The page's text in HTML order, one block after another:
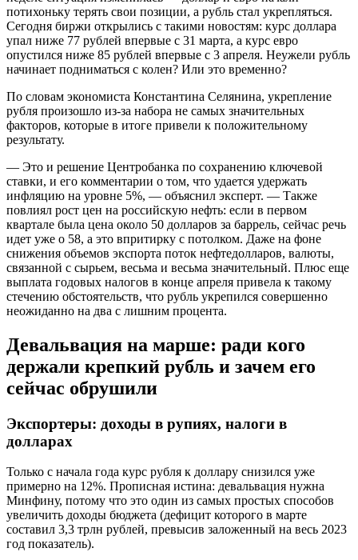
потихоньку терять свои позиции, а рубль стал укрепляться.
Сегодня биржи открылись с такими новостям: курс доллара
упал ниже 77 рублей впервые с 31 марта, а курс евро
опустился ниже 85 рублей впервые с 3 апреля. Неужели рубль
начинает подниматься с колен? Или это временно?
По словам экономиста Константина Селянина, укрепление
рубля произошло из-за набора не самых значительных
факторов, которые в итоге привели к положительному
результату.
— Это и решение Центробанка по сохранению ключевой
ставки, и его комментарии о том, что удается удержать
инфляцию на уровне 5%, — объяснил эксперт. — Также
повлиял рост цен на российскую нефть: если в первом
квартале была цена около 50 долларов за баррель, сейчас речь
идет уже о 58, а это впритирку с потолком. Даже на фоне
снижения объемов экспорта поток нефтедолларов, валюты,
связанной с сырьем, весьма и весьма значительный. Плюс еще
выплата годовых налогов в конце апреля привела к такому
стечению обстоятельств, что рубль укрепился совершенно
неожиданно на два с лишним процента.
Девальвация на марше: ради кого
держали крепкий рубль и зачем его
сейчас обрушили
Экспортеры: доходы в рупиях, налоги в
долларах
Только с начала года курс рубля к доллару снизился уже
примерно на 12%. Прописная истина: девальвация нужна
Минфину, потому что это один из самых простых способов
увеличить доходы бюджета (дефицит которого в марте
составил 3,3 трлн рублей, превысив заложенный на весь 2023
год показатель).